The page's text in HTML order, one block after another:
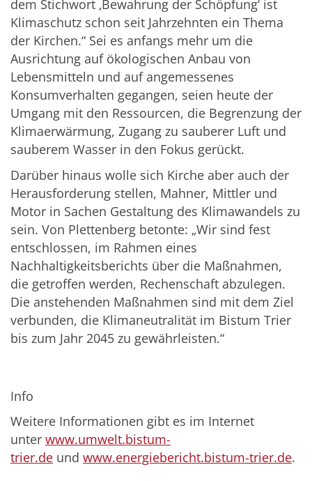
dem Stichwort ‚Bewahrung der Schöpfung‘ ist
Klimaschutz schon seit Jahrzehnten ein Thema
der Kirchen.“ Sei es anfangs mehr um die
Ausrichtung auf ökologischen Anbau von
Lebensmitteln und auf angemessenes
Konsumverhalten gegangen, seien heute der
Umgang mit den Ressourcen, die Begrenzung der
Klimaerwärmung, Zugang zu sauberer Luft und
sauberem Wasser in den Fokus gerückt.
Darüber hinaus wolle sich Kirche aber auch der
Herausforderung stellen, Mahner, Mittler und
Motor in Sachen Gestaltung des Klimawandels zu
sein. Von Plettenberg betonte: „Wir sind fest
entschlossen, im Rahmen eines
Nachhaltigkeitsberichts über die Maßnahmen,
die getroffen werden, Rechenschaft abzulegen.
Die anstehenden Maßnahmen sind mit dem Ziel
verbunden, die Klimaneutralität im Bistum Trier
bis zum Jahr 2045 zu gewährleisten.“
Info
Weitere Informationen gibt es im Internet
unter www.umwelt.bistum-
trier.de und www.energiebericht.bistum-trier.de.